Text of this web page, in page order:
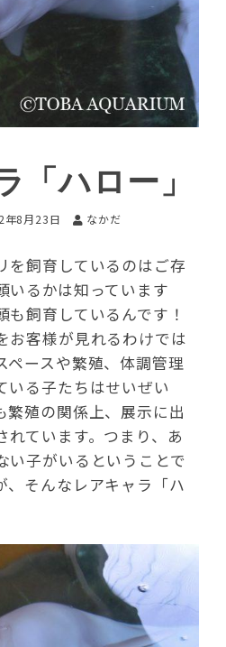
「ハロー」
年8月23日 なかだ
を飼育しているのはご存
いるかは知っています
飼育しているんです！
お客様が見れるわけでは
ペースや繁殖、体調管理
いる子たちはせいぜい
繁殖の関係上、展示に出
れています。つまり、あ
い子がいるということで
、そんなレアキャラ「ハ